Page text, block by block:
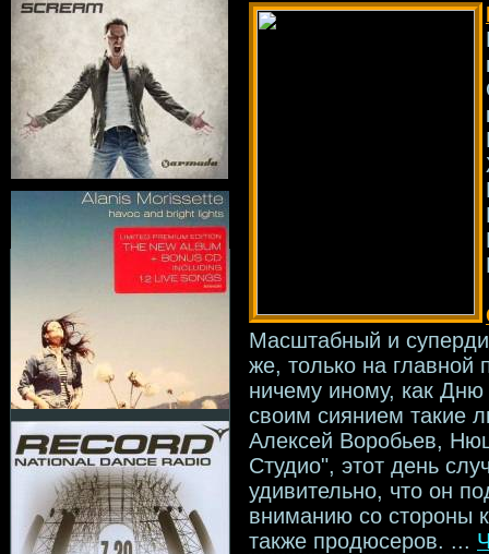
Масштабный и
же, только на
ничему иному, как
своим сиянием такие
Алексей Воробьев,
Студио", этот день
удивительно, что он
вниманию со стороны
также продюсеров. ...